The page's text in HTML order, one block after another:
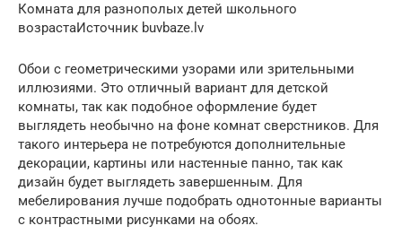
Комната для разнополых детей школьного
возрастаИсточник buvbaze.lv
Обои с геометрическими узорами или зрительными
иллюзиями. Это отличный вариант для детской
комнаты, так как подобное оформление будет
выглядеть необычно на фоне комнат сверстников. Для
такого интерьера не потребуются дополнительные
декорации, картины или настенные панно, так как
дизайн будет выглядеть завершенным. Для
мебелирования лучше подобрать однотонные варианты
с контрастными рисунками на обоях.